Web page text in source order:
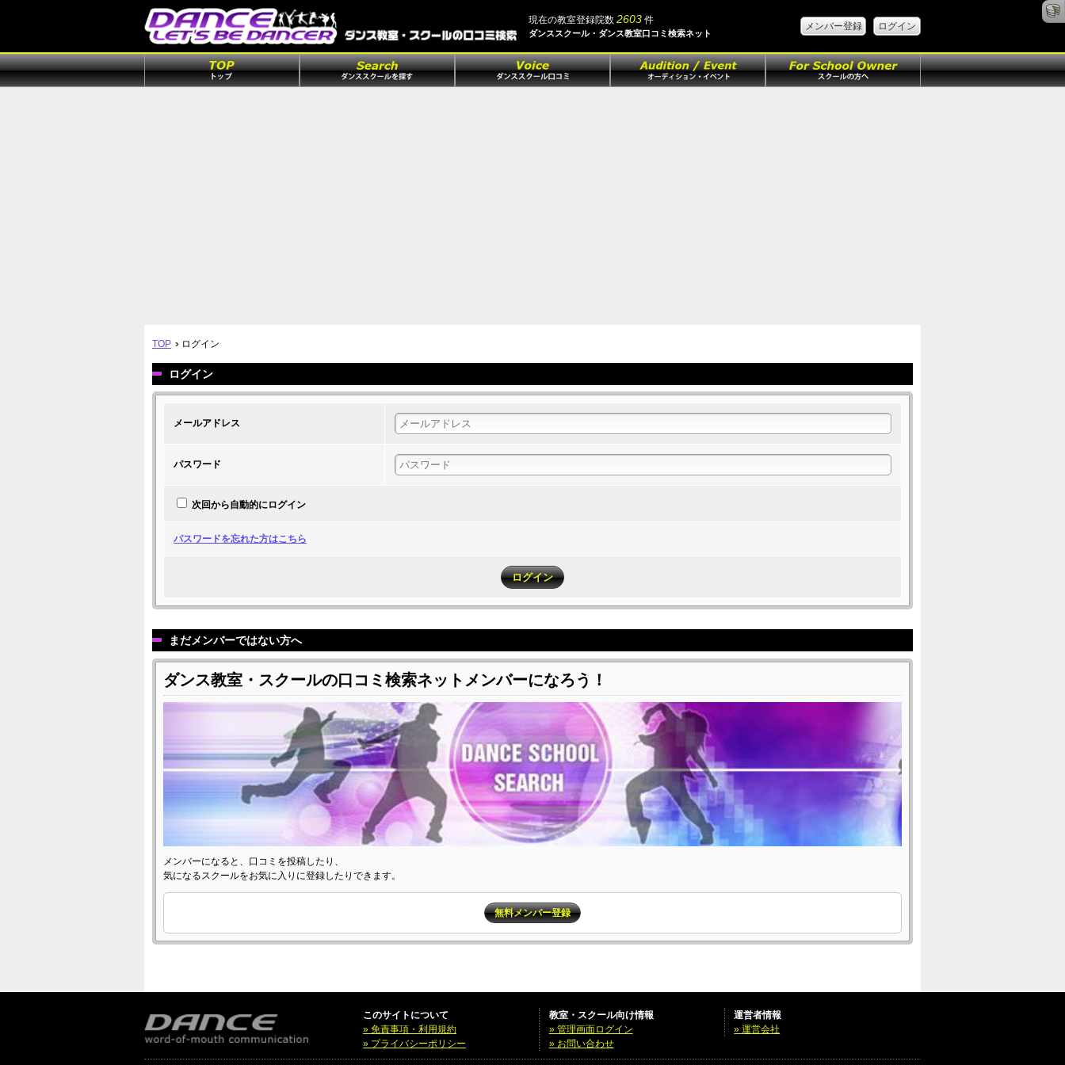
現在の教室登録院数 2603件
ダンススクール・ダンス教室口コミ検索ネット
メンバー登録 ログイン
TOP ログイン
ログイン
メールアドレス
パスワード
次回から自動的にログイン
パスワードを忘れた方はこちら
まだメンバーではない方へ
ダンス教室・スクールの口コミ検索ネットメンバーになろう！
メンバーになると、口コミを投稿したり、
気になるスクールをお気に入りに登録したりできます。
無料メンバー登録
このサイトについて
» 免責事項・利用規約
» プライバシーポリシー
教室・スクール向け情報
» 管理画面ログイン
» お問い合わせ
運営者情報
» 運営会社